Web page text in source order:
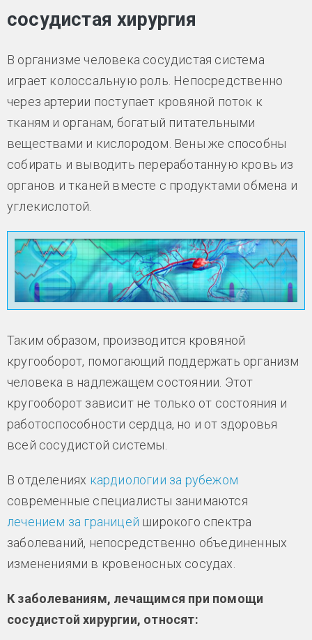
сосудистая хирургия
В организме человека сосудистая система
играет колоссальную роль. Непосредственно
через артерии поступает кровяной поток к
тканям и органам, богатый питательными
веществами и кислородом. Вены же способны
собирать и выводить переработанную кровь из
органов и тканей вместе с продуктами обмена и
углекислотой.
Таким образом, производится кровяной
кругооборот, помогающий поддержать организм
человека в надлежащем состоянии. Этот
кругооборот зависит не только от состояния и
работоспособности сердца, но и от здоровья
всей сосудистой системы.
В отделениях кардиологии за рубежом
современные специалисты занимаются
лечением за границей широкого спектра
заболеваний, непосредственно объединенных
изменениями в кровеносных сосудах.
К заболеваниям, лечащимся при помощи
сосудистой хирургии, относят: